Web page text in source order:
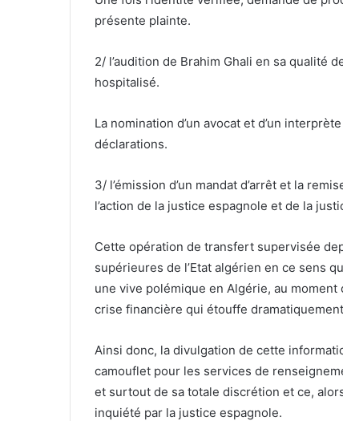
présente plainte.
2/ l’audition de Brahim Ghali en sa qualité
hospitalisé.
La nomination d’un avocat et d’un
déclarations.
3/ l’émission d’un mandat d’arrêt et la
l’action de la justice espagnole et de la
Cette opération de transfert supervisée
supérieures de l’Etat algérien en ce sens
une vive polémique en Algérie, au
crise financière qui étouffe
Ainsi donc, la divulgation de cette
camouflet pour les services de
et surtout de sa totale discrétion et ce,
inquiété par la justice espagnole.